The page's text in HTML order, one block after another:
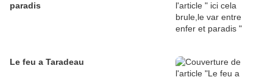
paradis
Le feu a Taradeau